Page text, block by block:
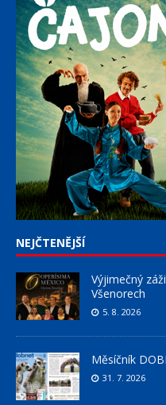
NEJČTENĚJŠÍ
Výjimečný
Všenorech
5. 8. 2026
Měsíčník
31. 7. 2026